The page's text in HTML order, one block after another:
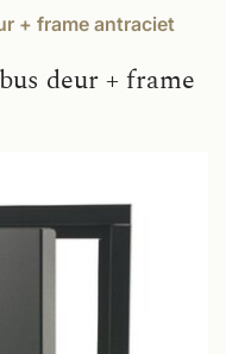
+ frame antraciet
deur + frame